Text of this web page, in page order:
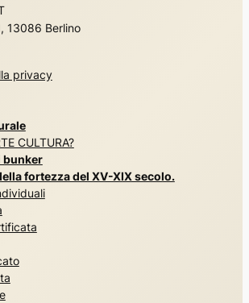
13086 Berlino
privacy
CULTURA?
bunker
fortezza del XV-XIX secolo.